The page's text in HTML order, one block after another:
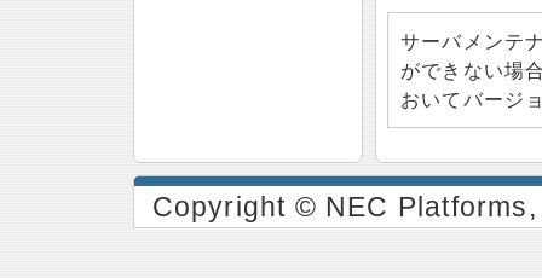
サーバメンテ
ができない場
おいてバージ
Copyright © NEC